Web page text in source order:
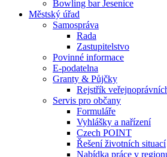
Bowling bar Jesenice
Městský úřad
Samospráva
Rada
Zastupitelstvo
Povinné informace
E-podatelna
Granty & Půjčky
Rejstřík
Servis pro občany
Formuláře
Vyhlášky a nařízení
Czech POINT
Řešení životních situací
Nabídka práce v